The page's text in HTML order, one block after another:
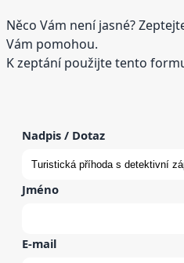
Něco Vám není jasné?
Vám pomohou.
K zeptání použijte tento
Nadpis / Dotaz
Jméno
E-mail